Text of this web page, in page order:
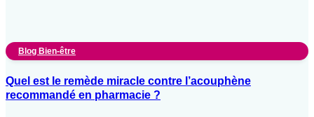
Blog Bien-être
Quel est le remède miracle contre l’acouphène
recommandé en pharmacie ?